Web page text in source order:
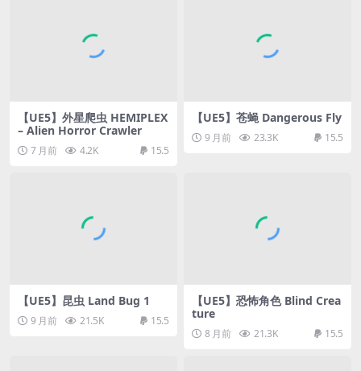
【UE5】外星爬虫 HEMIPLEX
– Alien Horror Crawler
7 月前 4.2K 15.5
【UE5】苍蝇 Dangerous Fly
9 月前 23.3K 15.5
【UE5】昆虫 Land Bug 1
9 月前 21.5K 15.5
【UE5】恐怖角色 Blind Crea
ture
8 月前 21.3K 15.5